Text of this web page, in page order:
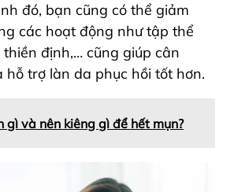
đó, bạn cũng có thể giảm
các hoạt động như tập thể
định,… cũng giúp cân
hỗ trợ làn da phục hồi tốt hơn.
gì và nên kiêng gì để hết mụn?